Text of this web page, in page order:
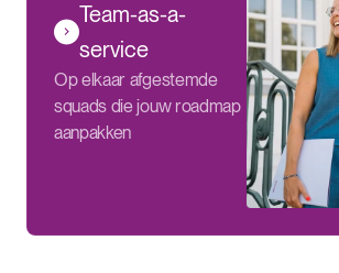
Team-as-a-
service
Op elkaar afgestemde
squads die jouw roadmap
aanpakken